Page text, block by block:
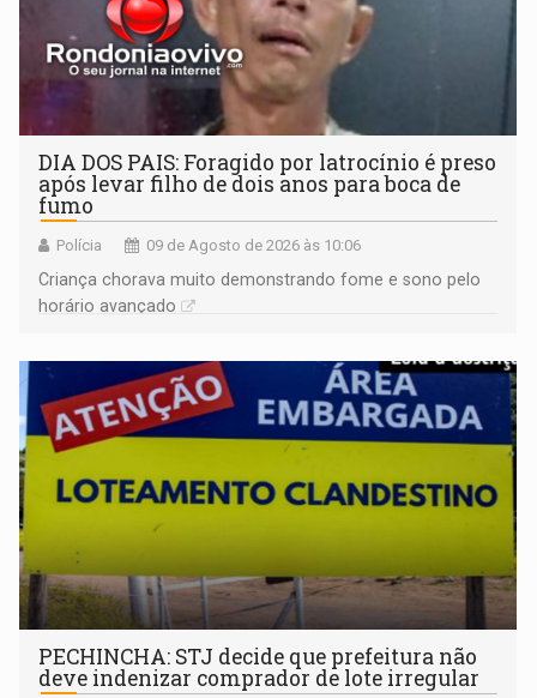
DIA DOS PAIS: Foragido por latrocínio é preso
após levar filho de dois anos para boca de
fumo
Polícia 09 de Agosto de 2026 às 10:06
Criança chorava muito demonstrando fome e sono pelo
horário avançado
PECHINCHA: STJ decide que prefeitura não
deve indenizar comprador de lote irregular